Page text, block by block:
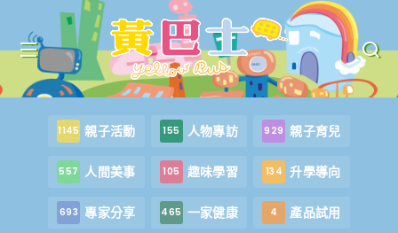
1145 親子活動 155 人物專訪 929 親子育兒
557 人間美事 105 趣味學習 134 升學導向
693 專家分享 465 一家健康 4 產品試用